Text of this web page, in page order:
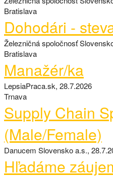
Bratislava
Dohodári -
Železničná spoločnosť
Bratislava
Manažér/ka
LepsiaPraca.sk, 28.7.2026
Trnava
Supply Chain
(Male/Female)
Danucem Slovensko a.s.,
Hľadáme